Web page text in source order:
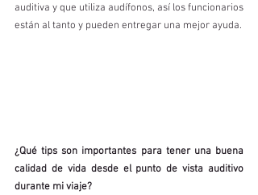
auditiva y que utiliza audífonos, así los funcionarios
¿Qué tips son importantes para tener una buena
calidad de vida desde el punto de vista auditivo
durante mi viaje?